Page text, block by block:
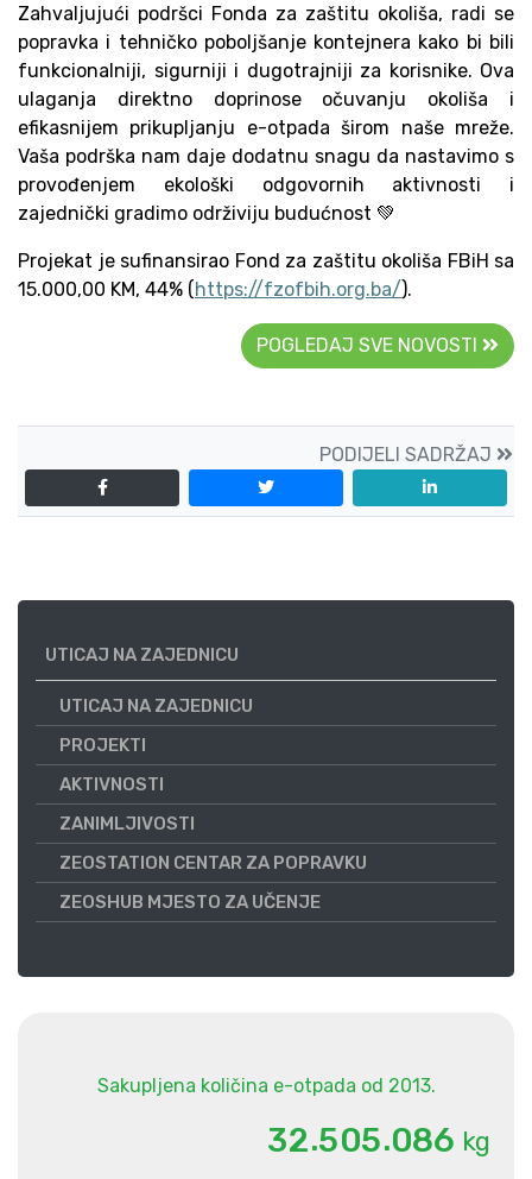
Zahvaljujući podršci Fonda za zaštitu okoliša, radi se
popravka i tehničko poboljšanje kontejnera kako bi bili
funkcionalniji, sigurniji i dugotrajniji za korisnike. Ova
ulaganja direktno doprinose očuvanju okoliša i
efikasnijem prikupljanju e-otpada širom naše mreže.
Vaša podrška nam daje dodatnu snagu da nastavimo s
provođenjem ekološki odgovornih aktivnosti i
zajednički gradimo održiviju budućnost 💚
Projekat je sufinansirao Fond za zaštitu okoliša FBiH sa
15.000,00 KM, 44% (https://fzofbih.org.ba/).
POGLEDAJ SVE NOVOSTI
PODIJELI SADRŽAJ
UTICAJ NA ZAJEDNICU
UTICAJ NA ZAJEDNICU
PROJEKTI
AKTIVNOSTI
ZANIMLJIVOSTI
ZEOSTATION CENTAR ZA POPRAVKU
ZEOSHUB MJESTO ZA UČENJE
Sakupljena količina e-otpada od 2013.
32.505.086 kg